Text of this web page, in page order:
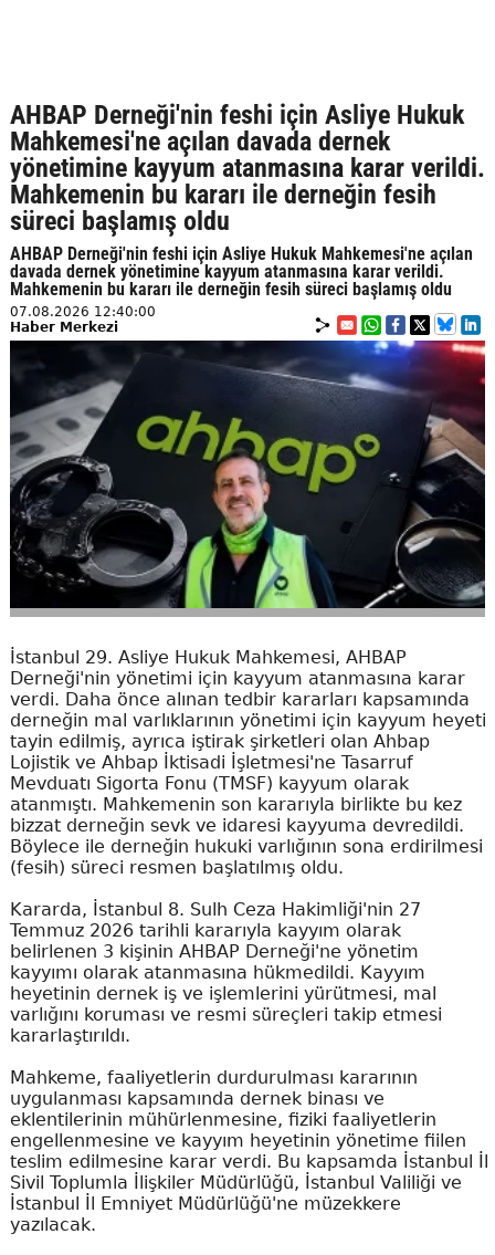
AHBAP Derneği'nin feshi için Asliye Hukuk
Mahkemesi'ne açılan davada dernek
yönetimine kayyum atanmasına karar verildi.
Mahkemenin bu kararı ile derneğin fesih
süreci başlamış oldu
AHBAP Derneği'nin feshi için Asliye Hukuk Mahkemesi'ne açılan
davada dernek yönetimine kayyum atanmasına karar verildi.
Mahkemenin bu kararı ile derneğin fesih süreci başlamış oldu
07.08.2026 12:40:00
Haber Merkezi
İstanbul 29. Asliye Hukuk Mahkemesi, AHBAP
Derneği'nin yönetimi için kayyum atanmasına karar
verdi. Daha önce alınan tedbir kararları kapsamında
derneğin mal varlıklarının yönetimi için kayyum heyeti
tayin edilmiş, ayrıca iştirak şirketleri olan Ahbap
Lojistik ve Ahbap İktisadi İşletmesi'ne Tasarruf
Mevduatı Sigorta Fonu (TMSF) kayyum olarak
atanmıştı. Mahkemenin son kararıyla birlikte bu kez
bizzat derneğin sevk ve idaresi kayyuma devredildi.
Böylece ile derneğin hukuki varlığının sona erdirilmesi
(fesih) süreci resmen başlatılmış oldu.
Kararda, İstanbul 8. Sulh Ceza Hakimliği'nin 27
Temmuz 2026 tarihli kararıyla kayyım olarak
belirlenen 3 kişinin AHBAP Derneği'ne yönetim
kayyımı olarak atanmasına hükmedildi. Kayyım
heyetinin dernek iş ve işlemlerini yürütmesi, mal
varlığını koruması ve resmi süreçleri takip etmesi
kararlaştırıldı.
Mahkeme, faaliyetlerin durdurulması kararının
uygulanması kapsamında dernek binası ve
eklentilerinin mühürlenmesine, fiziki faaliyetlerin
engellenmesine ve kayyım heyetinin yönetime fiilen
teslim edilmesine karar verdi. Bu kapsamda İstanbul İl
Sivil Toplumla İlişkiler Müdürlüğü, İstanbul Valiliği ve
İstanbul İl Emniyet Müdürlüğü'ne müzekkere
yazılacak.